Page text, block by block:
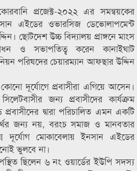
প্রজেক্ট-২০২২ এর সমন্বয়কের
এইডের ওভারসিজ ডেভোলাপমেন্ট
ছোটদেশ উচ্চ বিদ্যালয় প্রাঙ্গনে মাংস
ও সভাপতিত্ব করেন কানাইঘাট
পরিষদের চেয়ারম্যান আফছার উদ্দিন
দূর্যোগে প্রবাসীরা এগিয়ে আসেন।
জন্য প্রবাসীদের কার্যক্রম
দ্বারা পরিচালিত এমন একটি
জন্য নয়, বরংচ সমাজ ও মানবতার
দূর্যোগ মোকাবেলায় ইনসান এইডের
ভুলবে না।
ছিলেন ৬ নং ওয়ার্ডের ইউপি সদস্য